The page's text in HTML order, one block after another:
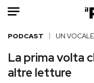
HOME
PODCAST UN
La prima volta
altre letture